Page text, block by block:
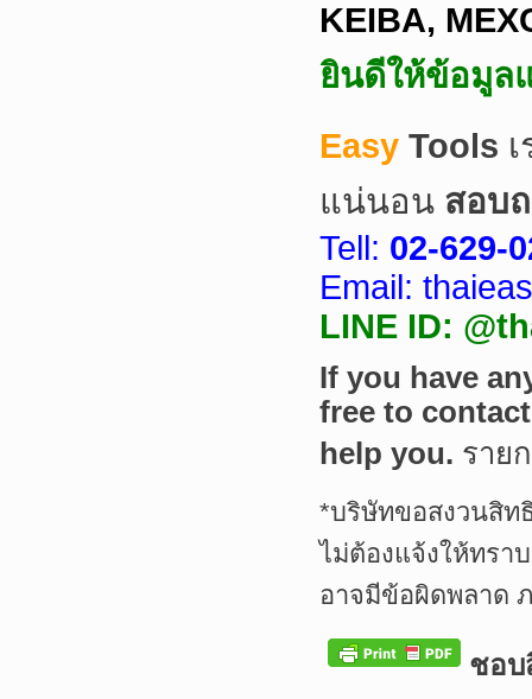
KEIBA,
ยินดีให้ข้อมูล
Easy Tools
แน่นอน สอบ
Tell: 02-629-
Email:
LINE ID:
If you have
free to
help you. ราย
*บริษัทขอสงวนสิท
ไม่ต้องแจ้งให้ทรา
อาจมีข้อผิดพลาด
ชอบ